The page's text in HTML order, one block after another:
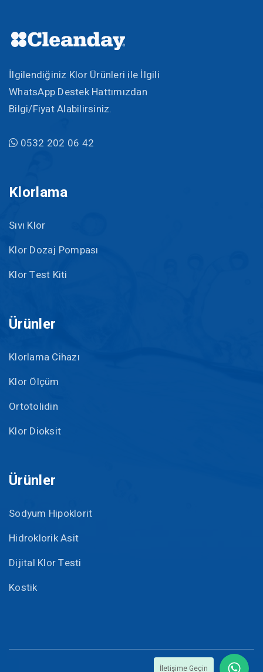
İletişime Geçin
İlgilendiğiniz Klor Ürünleri ile İlgili
WhatsApp Destek Hattımızdan
Bilgi/Fiyat Alabilirsiniz.
0532 202 06 42
Klorlama
Sıvı Klor
Klor Dozaj Pompası
Klor Test Kiti
Ürünler
Klorlama Cihazı
Klor Ölçüm
Ortotolidin
Klor Dioksit
Ürünler
Sodyum Hipoklorit
Hidroklorik Asit
Dijital Klor Testi
Kostik